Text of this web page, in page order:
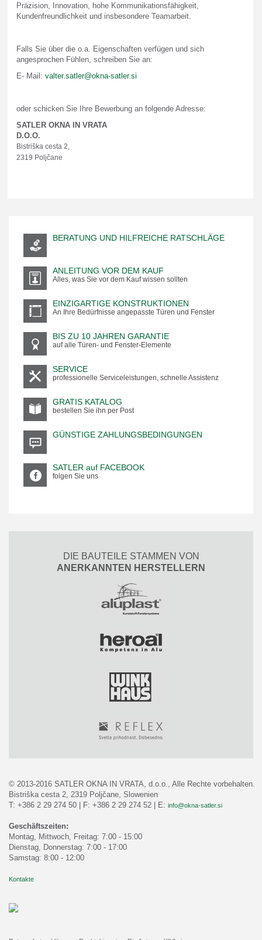
Präzision, Innovation, hohe Kommunikationsfähigkeit,
Kundenfreundlichkeit und insbesondere Teamarbeit.
Falls Sie über die o.a. Eigenschaften verfügen und sich
angesprochen Fühlen, schreiben Sie an:
E- Mail: valter.satler@okna-satler.si
oder schicken Sie Ihre Bewerbung an folgende Adresse:
SATLER OKNA IN VRATA
D.O.O.
Bistriška cesta 2,
2319 Poljčane
BERATUNG UND HILFREICHE RATSCHLÄGE
ANLEITUNG VOR DEM KAUF
Alles, was Sie vor dem Kauf wissen sollten
EINZIGARTIGE KONSTRUKTIONEN
An Ihre Bedürfnisse angepasste Türen und Fenster
BIS ZU 10 JAHREN GARANTIE
auf alle Türen- und Fenster-Elemente
SERVICE
professionelle Serviceleistungen, schnelle Assistenz
GRATIS KATALOG
bestellen Sie ihn per Post
GÜNSTIGE ZAHLUNGSBEDINGUNGEN
SATLER auf FACEBOOK
folgen Sie uns
DIE BAUTEILE STAMMEN VON
ANERKANNTEN HERSTELLERN
© 2013-2016 SATLER OKNA IN VRATA, d.o.o., Alle Rechte vorbehalten.
Bistriška cesta 2, 2319 Poljčane, Slowenien
T: +386 2 29 274 50 | F: +386 2 29 274 52 | E: info@okna-satler.si
Geschäftszeiten:
Montag, Mittwoch, Freitag: 7:00 - 15:00
Dienstag, Donnerstag: 7:00 - 17:00
Samstag: 8:00 - 12:00
Kontakte